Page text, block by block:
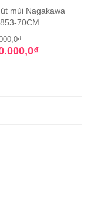
mùi Nagakawa
70CM
₫Giá
gốc
₫
Giá
hiện